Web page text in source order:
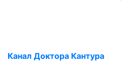
Канал Доктора Кантура